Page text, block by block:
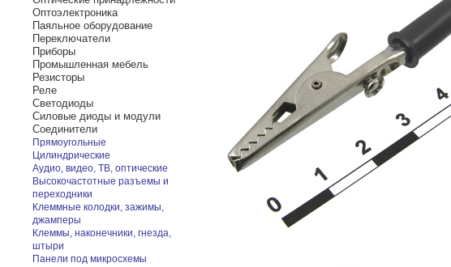
Оптоэлектроника
Паяльное оборудование
Переключатели
Приборы
Промышленная мебель
Резисторы
Реле
Светодиоды
Силовые диоды и модули
Соединители
Прямоугольные
Цилиндрические
Аудио, видео, ТВ, оптические
Высокочастотные разъемы и
переходники
Клеммные колодки, зажимы,
джамперы
Клеммы, наконечники, гнезда,
штыри
Панели под микросхемы